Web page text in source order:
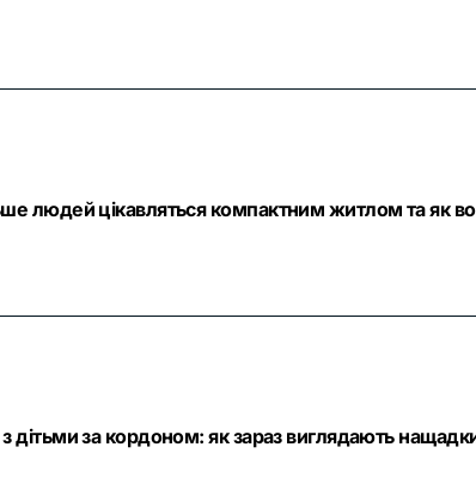
людей цікавляться компактним житлом та як
дітьми за кордоном: як зараз виглядають